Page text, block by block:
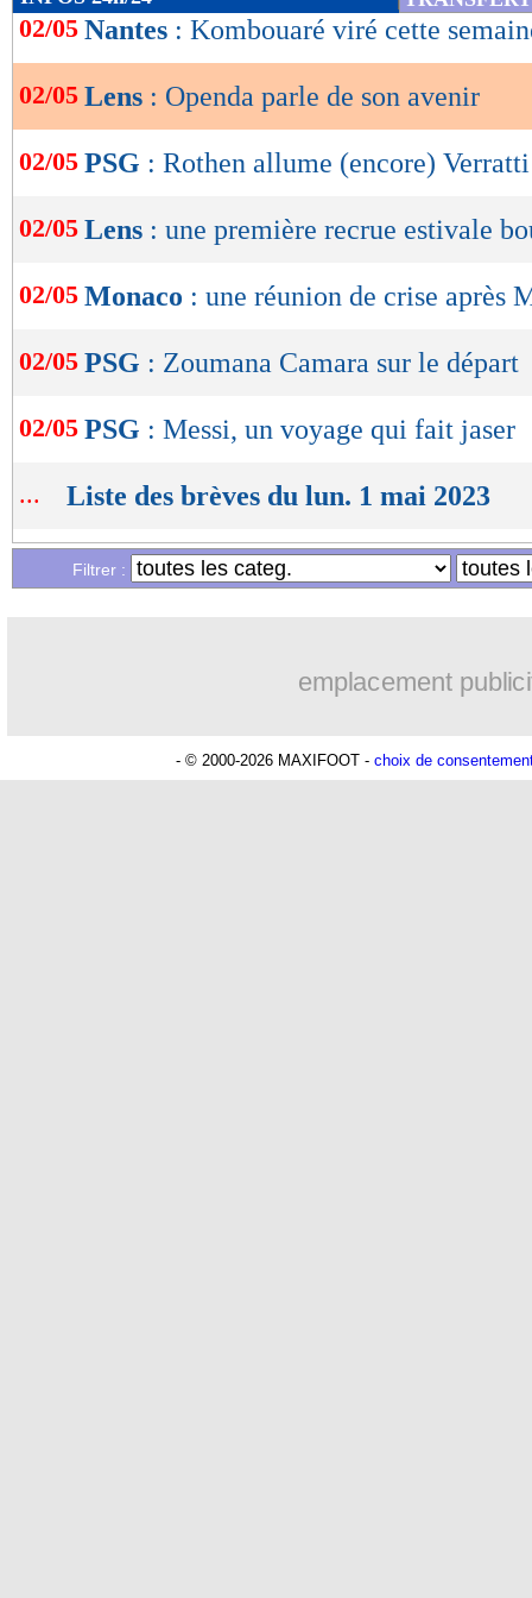
de
OK
02/05 Nantes : Kombouaré viré cette
02/05 Lens : Openda parle de son avenir
02/05 PSG : Rothen allume (encore) Verratti
02/05 Lens : une première recrue estivale
02/05 Monaco : une réunion de crise après
02/05 PSG : Zoumana Camara sur le départ
02/05 PSG : Messi, un voyage qui fait jaser
... Liste des brèves du lun. 1 mai 2023
Liste des brèves du dim. 30 avril 2023
Filtrer :
emplacement
- © 2000-2026 MAXIFOOT - choix de